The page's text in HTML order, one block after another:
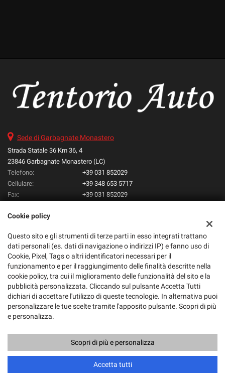
Sede di Garbagnate Monastero
Strada Statale 36 Km 36, 4
23846 Garbagnate Monastero (LC)
Telefono:
+39 031 852029
Cellulare:
+39 348 653 5717
Fax:
+39 031 852029
Indicazioni stradali
Dati fiscali:
Tentorio Auto Srl
Strada Statale 36 Km 36, 4, Garbagnate Monastero (LC)
C.F/P.IVA:01987430137
Registro delle imprese:LC
Copyright © 2026 GestionaleAuto.com S.r.l., Tutti i diritti riservati -
Leggi l'informativa sulla privacy-Cookie Policy
GestionaleAuto.com
Cookie policy
Questo sito e gli strumenti di terze parti in esso integrati trattano
dati personali (es. dati di navigazione o indirizzi IP) e fanno uso di
Cookie, Pixel, Tags o altri identificatori necessari per il
funzionamento e per il raggiungimento delle finalità descritte nella
cookie policy, tra cui il miglioramento delle funzionalità del sito e la
pubblicità personalizzata. Cliccando sul pulsante Accetta Tutti
dichiari di accettare l'utilizzo di queste tecnologie. In alternativa puoi
personalizzare le tue scelte tramite l'apposito pulsante. Scopri di più
e personalizza.
Scopri di più e personalizza
Accetta tutti